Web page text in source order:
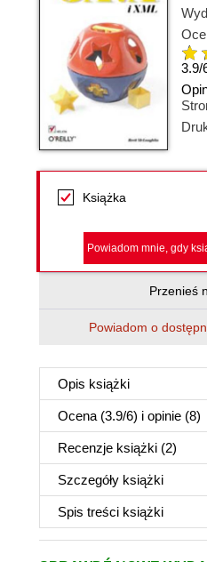
3.9/
Książka
Powiadom mnie, gdy
Przenieś
Powiadom o
Opis książki
Ocena (3.9/6) i opinie (8)
Recenzje książki (2)
Szczegóły książki
Spis treści książki